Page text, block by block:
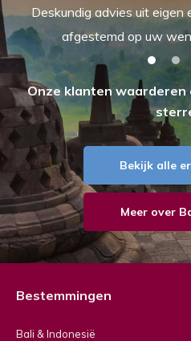
Deskundig advies uit eigen
afgestemd op uw
Onze klanten waarderen
Bekijk alle
Meer over
Bestemmingen
Bali & Indonesië